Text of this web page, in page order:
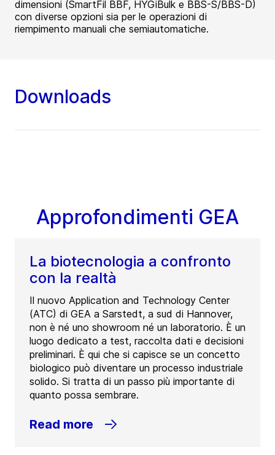
dimensioni (SmartFil BBF, HYGiBulk e BBS-S/BBS-D)
con diverse opzioni sia per le operazioni di
riempimento manuali che semiautomatiche.
Downloads
Approfondimenti GEA
La biotecnologia a confronto
con la realtà
Il nuovo Application and Technology Center
(ATC) di GEA a Sarstedt, a sud di Hannover,
non è né uno showroom né un laboratorio. È un
luogo dedicato a test, raccolta dati e decisioni
preliminari. È qui che si capisce se un concetto
biologico può diventare un processo industriale
solido. Si tratta di un passo più importante di
quanto possa sembrare.
Read more